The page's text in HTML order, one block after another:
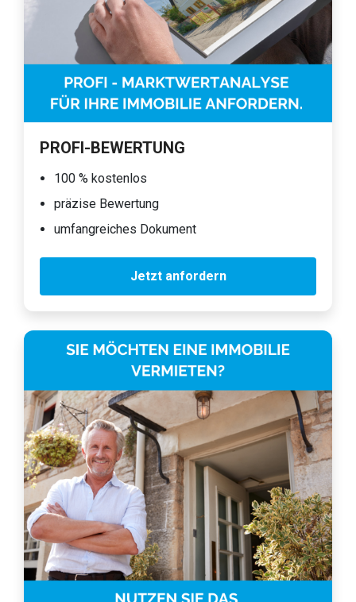
PROFI-BEWERTUNG
100 % kostenlos
präzise Bewertung
umfangreiches Dokument
Jetzt anfordern